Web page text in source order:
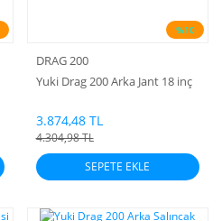
%10
DRAG 200
Yuki Drag 200 Arka Jant 18 inç
3.874,48 TL
4.304,98 TL
SEPETE EKLE